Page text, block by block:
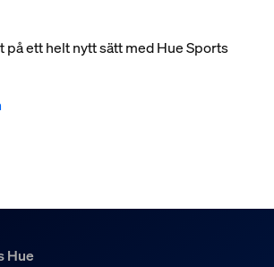
ett helt nytt sätt med Hue Sports
Hue